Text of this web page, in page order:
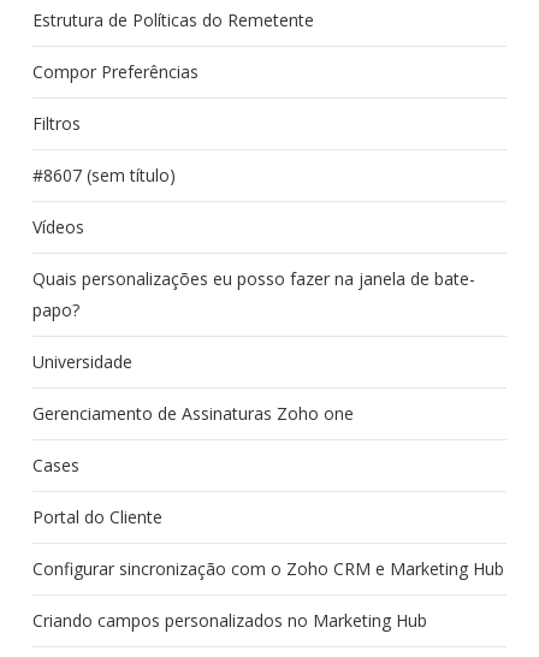
Estrutura de Políticas do Remetente
Compor Preferências
Filtros
#8607 (sem título)
Vídeos
Quais personalizações eu posso fazer na janela de bate-
papo?
Universidade
Gerenciamento de Assinaturas Zoho one
Cases
Portal do Cliente
Configurar sincronização com o Zoho CRM e Marketing Hub
Criando campos personalizados no Marketing Hub